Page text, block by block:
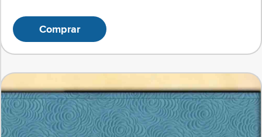
Comprar